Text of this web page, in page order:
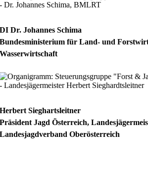
DI Dr. Johannes Schima
Bundesministerium für Land- und
Wasserwirtschaft
Herbert Sieghartsleitner
Präsident Jagd Österreich,
Landesjagdverband Oberösterreich